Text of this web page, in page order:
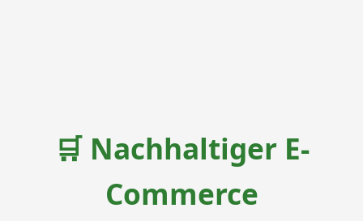
🛒 Nachhaltiger E-
Commerce